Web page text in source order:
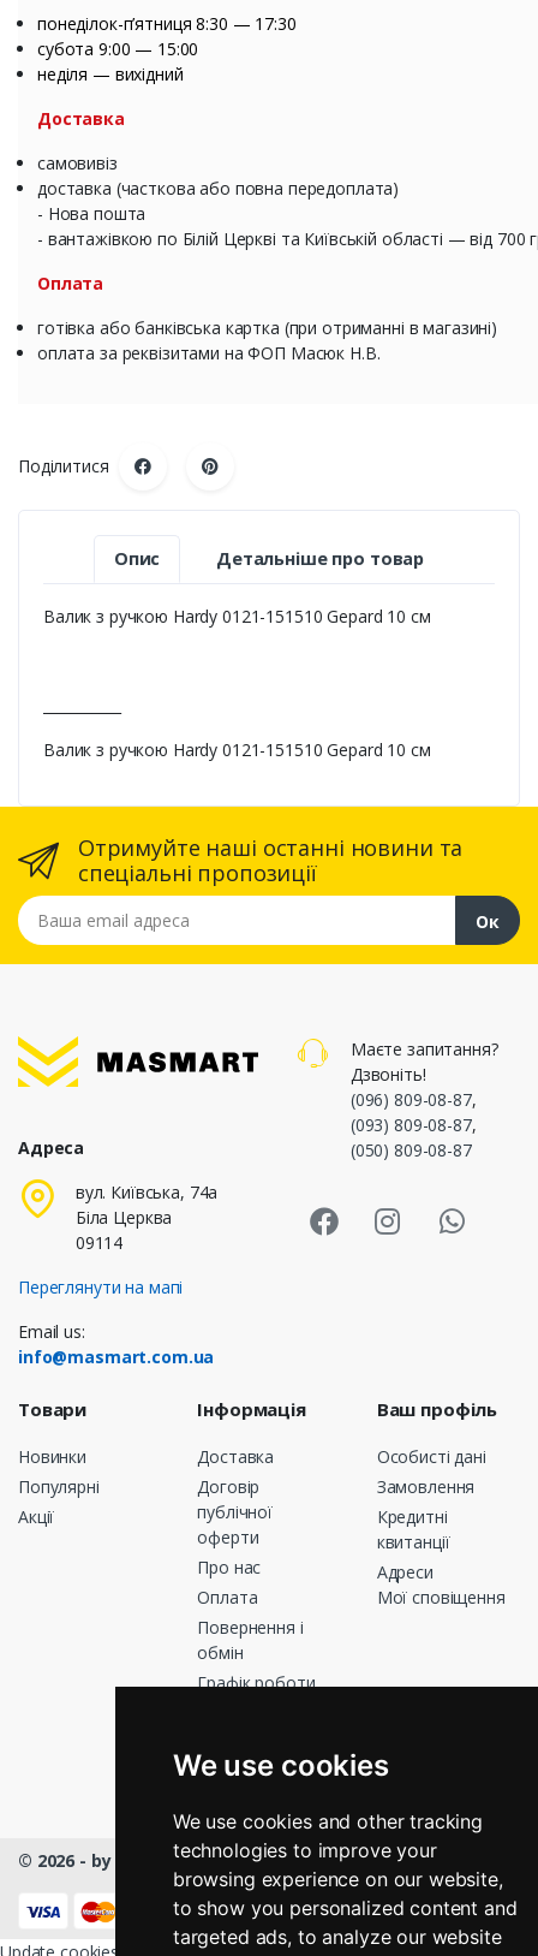
We use cookies
We use cookies and other tracking
technologies to improve your
browsing experience on our website,
to show you personalized content and
targeted ads, to analyze our website
понеділок-п’ятниця 8:30 — 17:30
субота 9:00 — 15:00
неділя — вихідний
Доставка
самовивіз
доставка (часткова або повна передоплата)
- Нова пошта
- вантажівкою по Білій Церкві та Київській області — від 700
Оплата
готівка або банківська картка (при отриманні в магазині)
оплата за реквізитами на ФОП Масюк Н.В.
Поділитися
Опис Детальніше про товар
Валик з ручкою Hardy 0121-151510 Gepard 10 см
Валик з ручкою Hardy 0121-151510 Gepard 10 см
Отримуйте наші останні новини та
спеціальні пропозиції
Ваша email адреса
Ок
Адреса
вул. Київська, 74а
Біла Церква
09114
Переглянути на мапі
Email us:
info@masmart.com.ua
Маєте запитання?
Дзвоніть!
(096) 809-08-87,
(093) 809-08-87,
(050) 809-08-87
Товари
Новинки
Популярні
Акції
Інформація
Доставка
Договір
публічної
оферти
Про нас
Оплата
Повернення і
обмін
Графік роботи
Магазини
Ваш профіль
Особисті дані
Замовлення
Кредитні
квитанції
Адреси
Мої сповіщення
© 2026 - by Masmart™- All rights Reserved
КНОПКА